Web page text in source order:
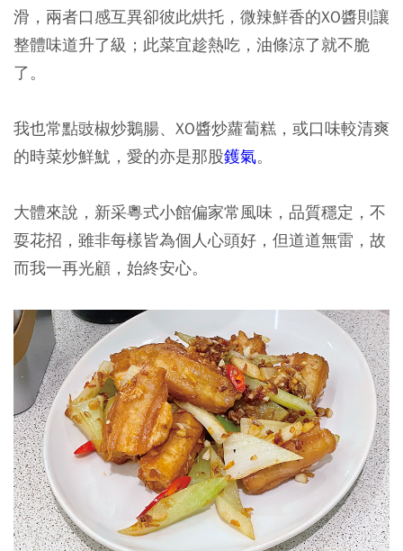
滑，兩者口感互異卻彼此烘托，微辣鮮香的XO醬則讓
整體味道升了級；此菜宜趁熱吃，油條涼了就不脆
了。
我也常點豉椒炒鵝腸、XO醬炒蘿蔔糕，或口味較清爽
的時菜炒鮮魷，愛的亦是那股鑊氣。
大體來說，新采粵式小館偏家常風味，品質穩定，不
耍花招，雖非每樣皆為個人心頭好，但道道無雷，故
而我一再光顧，始終安心。